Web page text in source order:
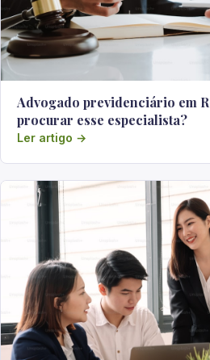
Advogado previdenciário em
procurar esse especialista?
Ler artigo →